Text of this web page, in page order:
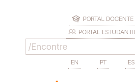
PORTAL DOCENTE
PORTAL ESTUDANTIL
EN PT ES